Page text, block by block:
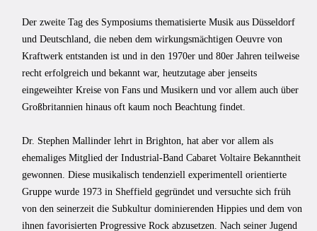
Der zweite Tag des Symposiums thematisierte Musik aus Düsseldorf
und Deutschland, die neben dem wirkungsmächtigen Oeuvre von
Kraftwerk entstanden ist und in den 1970er und 80er Jahren teilweise
recht erfolgreich und bekannt war, heutzutage aber jenseits
eingeweihter Kreise von Fans und Musikern und vor allem auch über
Großbritannien hinaus oft kaum noch Beachtung findet.
Dr. Stephen Mallinder lehrt in Brighton, hat aber vor allem als
ehemaliges Mitglied der Industrial-Band Cabaret Voltaire Bekanntheit
gewonnen. Diese musikalisch tendenziell experimentell orientierte
Gruppe wurde 1973 in Sheffield gegründet und versuchte sich früh
von den seinerzeit die Subkultur dominierenden Hippies und dem von
ihnen favorisierten Progressive Rock abzusetzen. Nach seiner Jugend